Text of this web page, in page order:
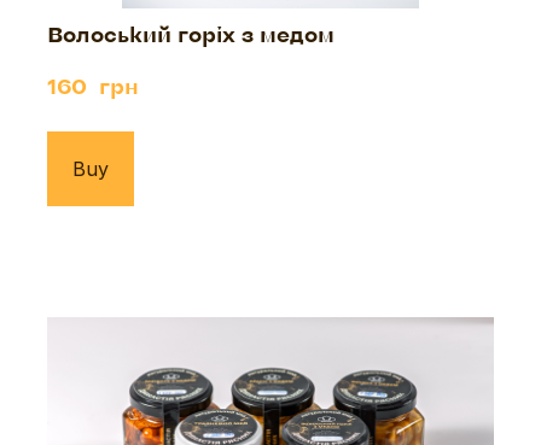
Волоський горіх з медом
160  грн
Buy